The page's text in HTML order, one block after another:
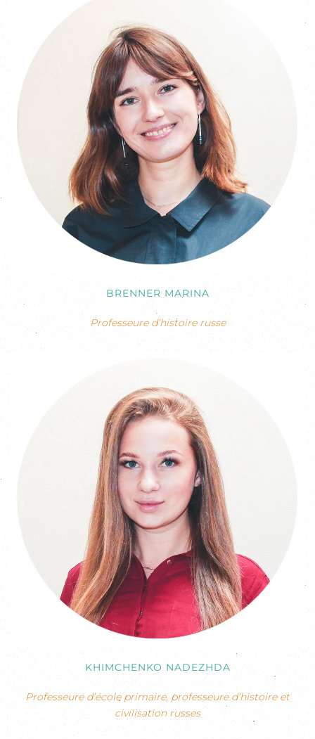
BRENNER MARINA
Professeure d’histoire russe
KHIMCHENKO NADEZHDA
Professeure d’école primaire, professeure d’histoire et
civilisation russes